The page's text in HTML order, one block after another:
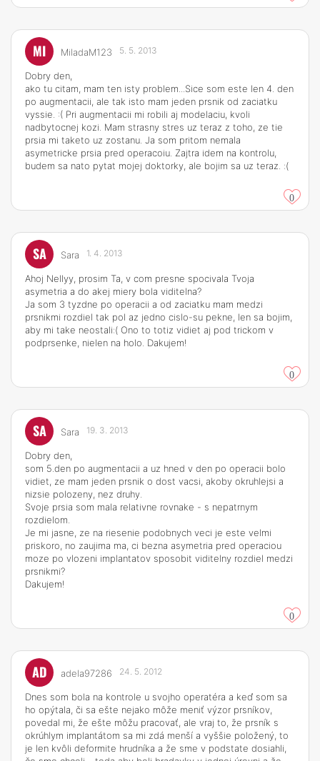
MI MiladaM123 5. 5. 2013
Dobry den,
ako tu citam, mam ten isty problem...Sice som este len 4. den
po augmentacii, ale tak isto mam jeden prsnik od zaciatku
vyssie. :( Pri augmentacii mi robili aj modelaciu, kvoli
nadbytocnej kozi. Mam strasny stres uz teraz z toho, ze tie
prsia mi taketo uz zostanu. Ja som pritom nemala
asymetricke prsia pred operacoiu. Zajtra idem na kontrolu,
budem sa nato pytat mojej doktorky, ale bojim sa uz teraz. :(
0
SA Sara 1. 4. 2013
Ahoj Nellyy, prosim Ta, v com presne spocivala Tvoja
asymetria a do akej miery bola viditelna?
Ja som 3 tyzdne po operacii a od zaciatku mam medzi
prsnikmi rozdiel tak pol az jedno cislo-su pekne, len sa bojim,
aby mi take neostali:( Ono to totiz vidiet aj pod trickom v
podprsenke, nielen na holo. Dakujem!
0
SA Sara 19. 3. 2013
Dobry den,
som 5.den po augmentacii a uz hned v den po operacii bolo
vidiet, ze mam jeden prsnik o dost vacsi, akoby okruhlejsi a
nizsie polozeny, nez druhy.
Svoje prsia som mala relativne rovnake - s nepatrnym
rozdielom.
Je mi jasne, ze na riesenie podobnych veci je este velmi
priskoro, no zaujima ma, ci bezna asymetria pred operaciou
moze po vlozeni implantatov sposobit viditelny rozdiel medzi
prsnikmi?
Dakujem!
0
AD adela97286 24. 5. 2012
Dnes som bola na kontrole u svojho operatéra a keď som sa
ho opýtala, či sa ešte nejako môže meniť výzor prsníkov,
povedal mi, že ešte môžu pracovať, ale vraj to, že prsník s
okrúhlym implantátom sa mi zdá menší a vyššie položený, to
je len kvôli deformite hrudníka a že sme v podstate dosiahli,